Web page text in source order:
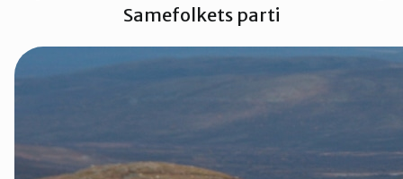
Stilla og Vest-Finnmark
Samefolkets parti